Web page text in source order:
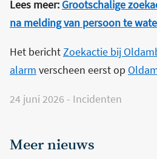
Lees meer: Grootschalige
na melding van persoon te
Het bericht Zoekactie bij
alarm verscheen eerst op
24 juni 2026 - Incidenten
Meer nieuws